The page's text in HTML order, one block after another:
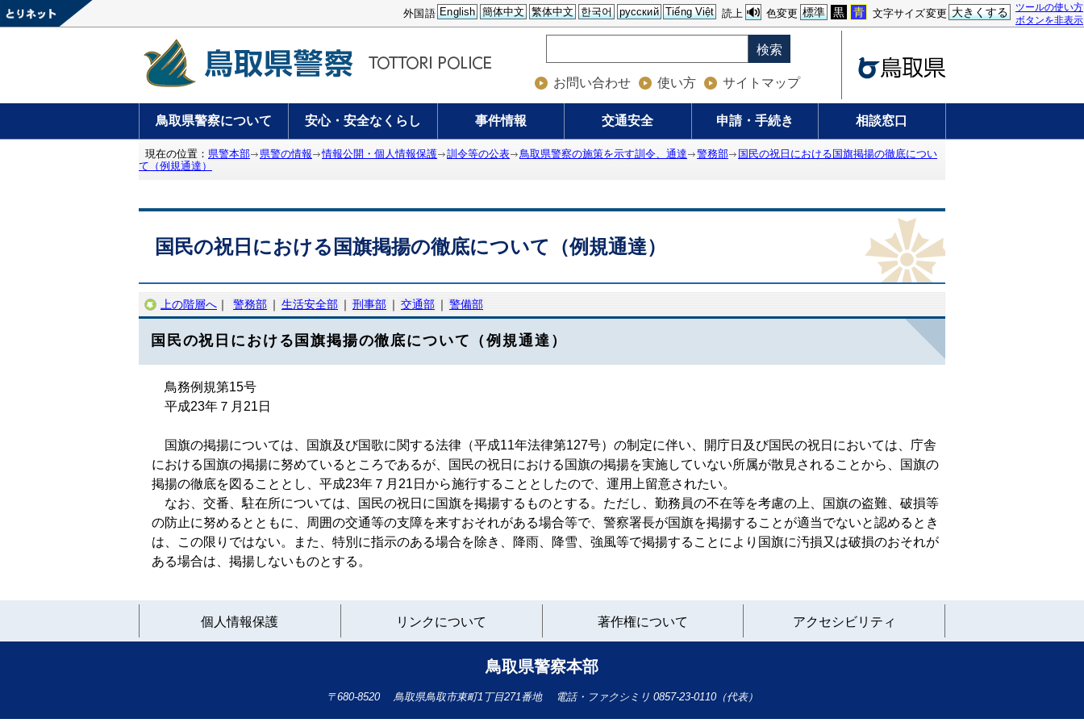
ツールの使い方
ボタンを非表示
文字サイズ変更 大きくする
色変更 標準 黒 青
読上
外国語 English 簡体中文 繁体中文 한국어 русский Tiếng Việt
検索
お問い合わせ 使い方 サイトマップ
鳥取県警察について 安心・安全なくらし 事件情報 交通安全 申請・手続き 相談窓口
現在の位置： 県警本部 県警の情報 情報公開・個人情報保護 訓令等の公表 鳥取県警察の施策を示す訓令、通達 警務部
国民の祝日における国旗掲揚の徹底につい
て（例規通達）
国民の祝日における国旗掲揚の徹底について（例規通達）
上の階層へ ｜ 警務部 ｜ 生活安全部 ｜ 刑事部 ｜ 交通部 ｜ 警備部
国民の祝日における国旗掲揚の徹底について（例規通達）
鳥務例規第15号
平成23年７月21日
国旗の掲揚については、国旗及び国歌に関する法律（平成11年法律第127号）の制定に伴い、開庁日及び国民の祝日においては、庁舎
における国旗の掲揚に努めているところであるが、国民の祝日における国旗の掲揚を実施していない所属が散見されることから、国旗の
掲揚の徹底を図ることとし、平成23年７月21日から施行することとしたので、運用上留意されたい。
なお、交番、駐在所については、国民の祝日に国旗を掲揚するものとする。ただし、勤務員の不在等を考慮の上、国旗の盗難、破損等
の防止に努めるとともに、周囲の交通等の支障を来すおそれがある場合等で、警察署長が国旗を掲揚することが適当でないと認めるとき
は、この限りではない。また、特別に指示のある場合を除き、降雨、降雪、強風等で掲揚することにより国旗に汚損又は破損のおそれが
ある場合は、掲揚しないものとする。
個人情報保護
と
へ
リンクについて 著作権について アクセシビリティ
鳥取県警察本部
〒680-8520 鳥取県鳥取市東町1丁目271番地電話・ファクシミリ 0857-23-0110（代表）